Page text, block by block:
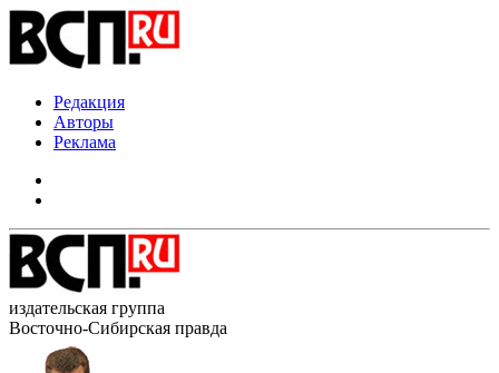
Редакция
Авторы
Реклама
издательская группа
Восточно-Сибирская правда